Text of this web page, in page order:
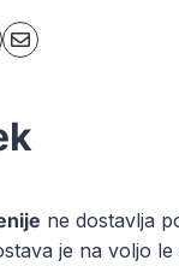
ne dostavlja
je na voljo